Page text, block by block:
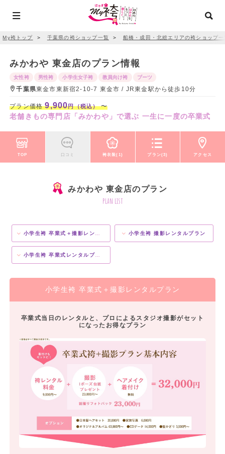
My袴トップ ＞ 千葉県の袴ショップ一覧 ＞ 船橋・成田・北総エリアの袴ショップ一
みかわや 東金店のプラン情報
女性袴 男性袴 小学生女子袴 教員向け袴 ブーツ
千葉県東金市東新宿2-10-7 東金市 / JR東金駅から徒歩10分
プラン価格9,900円（税込）〜
老舗きもの専門店「みかわや」で選ぶ 一生に一度の卒業式
TOP 口コミ 袴衣装(1) プラン(3) アクセス
みかわや 東金店のプラン
plan list
小学生袴 卒業式＋撮影レンタルプラン 小学生袴 撮影レンタルプラン
小学生袴 卒業式レンタルプラン
小学生袴 卒業式＋撮影レンタルプラン
卒業式当日のレンタルと、プロによるスタジオ撮影がセット
になったお得なプラン